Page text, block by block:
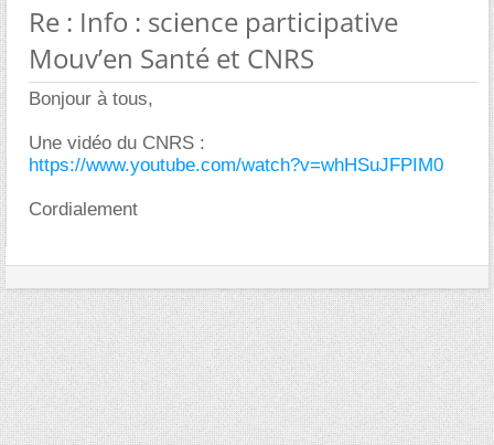
Re : Info : science participative
Mouv’en Santé et CNRS
Bonjour à tous,
Une vidéo du CNRS :
https://www.youtube.com/watch?v=whHSuJFPIM0
Cordialement